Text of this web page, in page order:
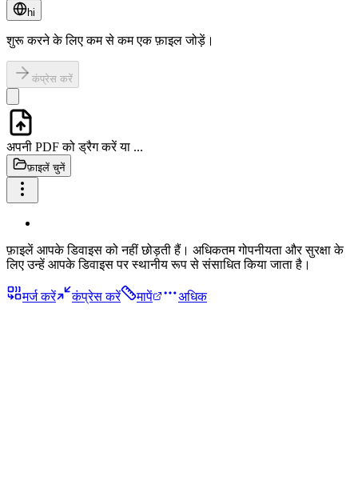
hi
शुरू करने के लिए कम से कम एक फ़ाइल जोड़ें।
कंप्रेस करें
अपनी PDF को ड्रैग करें या ...
फ़ाइलें चुनें
फ़ाइलें आपके डिवाइस को नहीं छोड़ती हैं। अधिकतम गोपनीयता और सुरक्षा के
लिए उन्हें आपके डिवाइस पर स्थानीय रूप से संसाधित किया जाता है।
मर्ज करें कंप्रेस करें मापें अधिक